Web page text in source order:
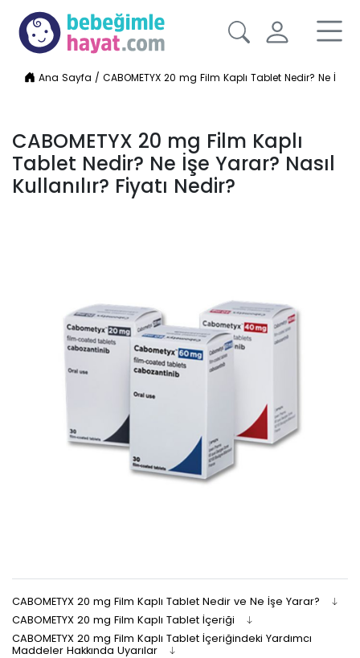
Ana Sayfa /CABOMETYX 20 mg Film Kaplı Tablet Nedir? Ne İşe
CABOMETYX 20 mg Film Kaplı
Tablet Nedir? Ne İşe Yarar? Nasıl
Kullanılır? Fiyatı Nedir?
CABOMETYX 20 mg Film Kaplı Tablet Nedir ve Ne İşe Yarar?
CABOMETYX 20 mg Film Kaplı Tablet İçeriği
CABOMETYX 20 mg Film Kaplı Tablet İçeriğindeki Yardımcı
Maddeler Hakkında Uyarılar